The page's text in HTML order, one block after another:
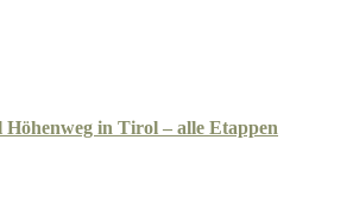
in Tirol – alle Etappen